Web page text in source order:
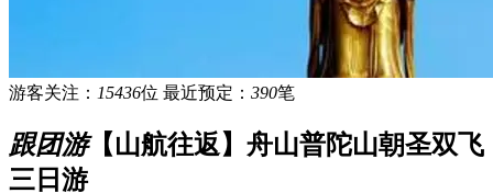
游客关注： 15436位 最近预定： 390笔
跟团游【山航往返】舟山普陀山朝圣双飞
三日游